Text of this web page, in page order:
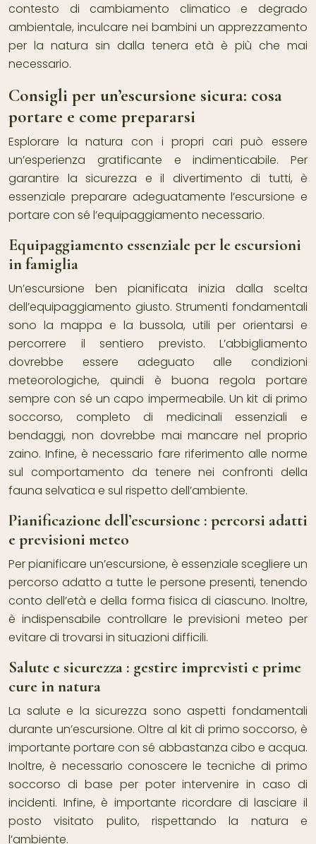
contesto di cambiamento climatico e degrado
ambientale, inculcare nei bambini un apprezzamento
per la natura sin dalla tenera età è più che mai
necessario.
Consigli per un’escursione sicura: cosa
portare e come prepararsi
Esplorare la natura con i propri cari può essere
un’esperienza gratificante e indimenticabile. Per
garantire la sicurezza e il divertimento di tutti, è
essenziale preparare adeguatamente l’escursione e
portare con sé l’equipaggiamento necessario.
Equipaggiamento essenziale per le escursioni
in famiglia
Un’escursione ben pianificata inizia dalla scelta
dell’equipaggiamento giusto. Strumenti fondamentali
sono la mappa e la bussola, utili per orientarsi e
percorrere il sentiero previsto. L’abbigliamento
dovrebbe essere adeguato alle condizioni
meteorologiche, quindi è buona regola portare
sempre con sé un capo impermeabile. Un kit di primo
soccorso, completo di medicinali essenziali e
bendaggi, non dovrebbe mai mancare nel proprio
zaino. Infine, è necessario fare riferimento alle norme
sul comportamento da tenere nei confronti della
fauna selvatica e sul rispetto dell’ambiente.
Pianificazione dell’escursione : percorsi adatti
e previsioni meteo
Per pianificare un’escursione, è essenziale scegliere un
percorso adatto a tutte le persone presenti, tenendo
conto dell’età e della forma fisica di ciascuno. Inoltre,
è indispensabile controllare le previsioni meteo per
evitare di trovarsi in situazioni difficili.
Salute e sicurezza : gestire imprevisti e prime
cure in natura
La salute e la sicurezza sono aspetti fondamentali
durante un’escursione. Oltre al kit di primo soccorso, è
importante portare con sé abbastanza cibo e acqua.
Inoltre, è necessario conoscere le tecniche di primo
soccorso di base per poter intervenire in caso di
incidenti. Infine, è importante ricordare di lasciare il
posto visitato pulito, rispettando la natura e
l’ambiente.